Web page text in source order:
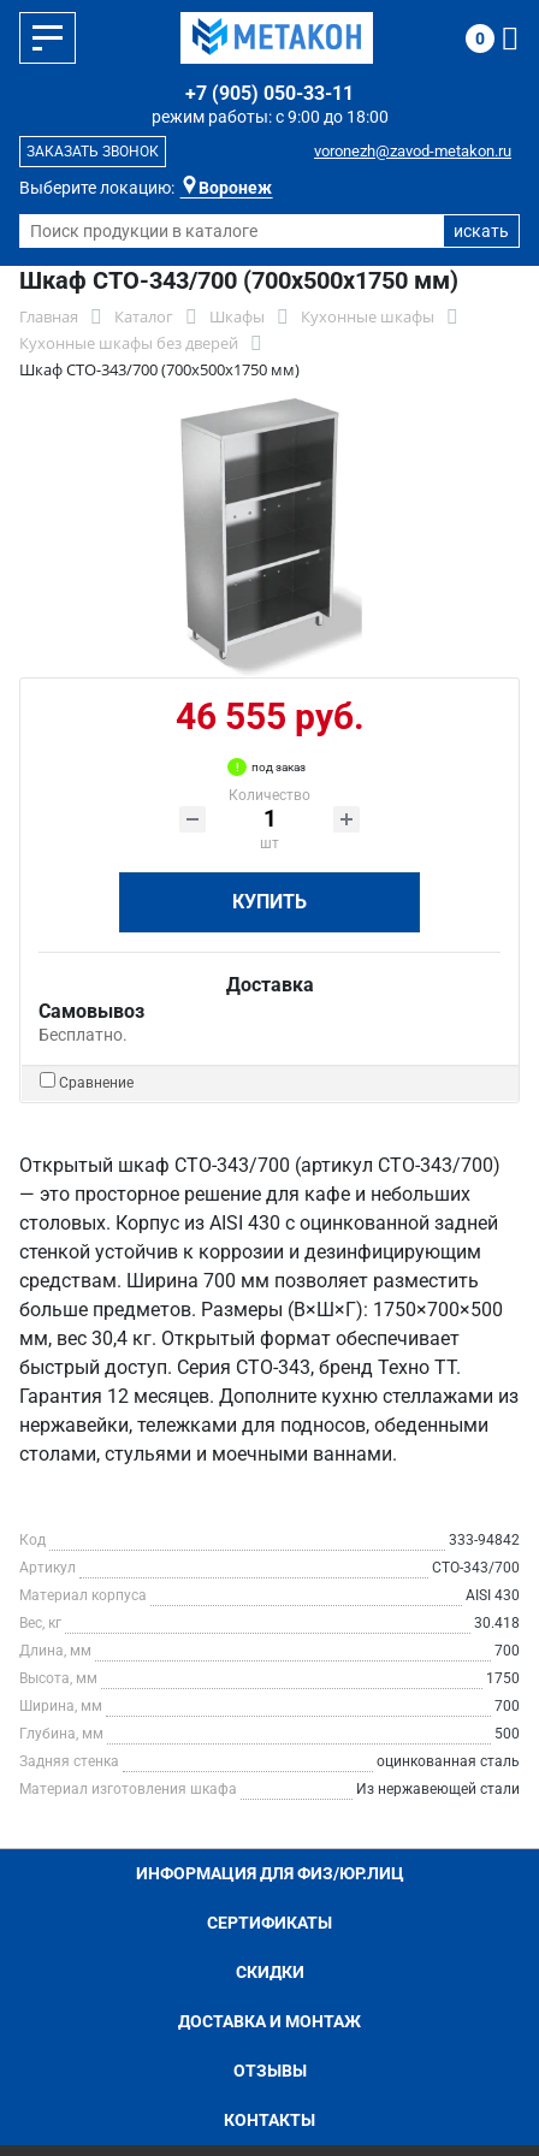
Выберите локацию: Воронеж
режим работы: с 9:00 до 18:00
+7 (905) 050-33-11
voronezh@zavod-metakon.ru
ЗАКАЗАТЬ ЗВОНОК
0
Шкаф СТО-343/700 (700x500x1750 мм)
Главная Каталог Шкафы
Кухонные шкафы
Кухонные шкафы без дверей
Шкаф СТО-343/700 (700x500x1750 мм)
46 555 руб.
под заказ
Количество
шт
КУПИТЬ
Доставка
Самовывоз
Бесплатно.
Сравнение
Открытый шкаф СТО-343/700 (артикул СТО-343/700)
— это просторное решение для кафе и небольших
столовых. Корпус из AISI 430 с оцинкованной задней
стенкой устойчив к коррозии и дезинфицирующим
средствам. Ширина 700 мм позволяет разместить
больше предметов. Размеры (В×Ш×Г): 1750×700×500
мм, вес 30,4 кг. Открытый формат обеспечивает
быстрый доступ. Серия СТО-343, бренд Техно ТТ.
Гарантия 12 месяцев. Дополните кухню стеллажами из
нержавейки, тележками для подносов, обеденными
столами, стульями и моечными ваннами.
Код
333-94842
Артикул
СТО-343/700
Материал корпуса
AISI 430
Вес, кг
30.418
Длина, мм
700
Высота, мм
1750
Ширина, мм
700
Глубина, мм
500
Задняя стенка
оцинкованная сталь
Материал изготовления шкафа
Из нержавеющей стали
ИНФОРМАЦИЯ ДЛЯ ФИЗ/ЮР.ЛИЦ
СЕРТИФИКАТЫ
СКИДКИ
ДОСТАВКА И МОНТАЖ
ОТЗЫВЫ
КОНТАКТЫ